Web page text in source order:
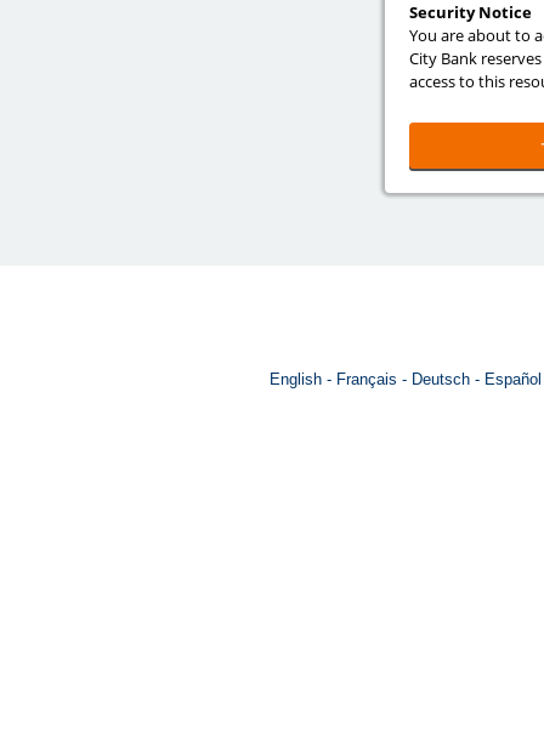
Security Notice
You are about to
City Bank
access to this
English Français Deutsch Español